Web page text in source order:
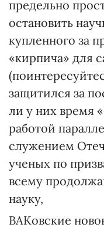
предельно
остановить
купленного за
«кирпича» для
защитился за
ли у них время
работой
служением
ученых по
всему
науку,
ВАКовские